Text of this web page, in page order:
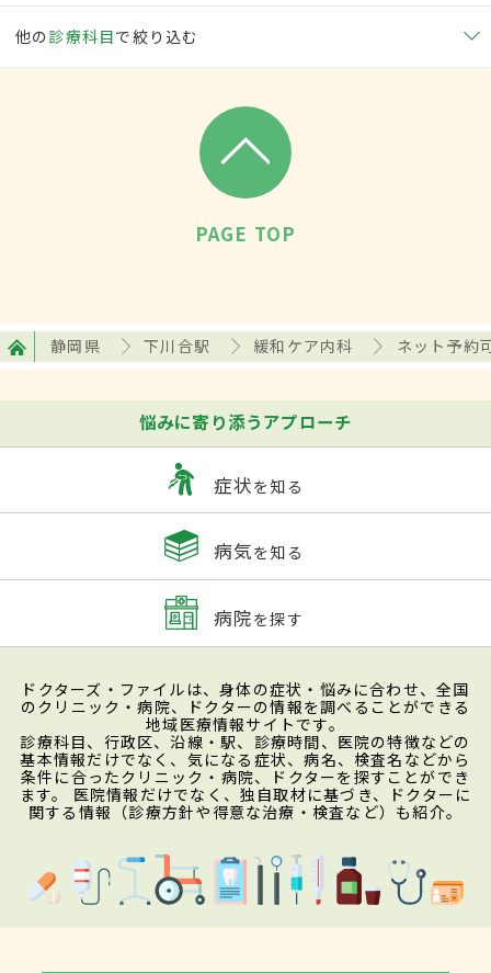
他の 診療科目で絞り込む
PAGE TOP
静岡県 下川合駅 緩和ケア内科 ネット予約
悩みに寄り添うアプローチ
症状を知る
病気を知る
病院を探す
ドクターズ・ファイルは、身体の症状・悩みに合わせ、全国
のクリニック・病院、ドクターの情報を調べることができる
地域医療情報サイトです。
診療科目、行政区、沿線・駅、診療時間、医院の特徴などの
基本情報だけでなく、気になる症状、病名、検査名などから
条件に合ったクリニック・病院、ドクターを探すことができ
ます。 医院情報だけでなく、独自取材に基づき、ドクターに
関する情報（診療方針や得意な治療・検査など）も紹介。